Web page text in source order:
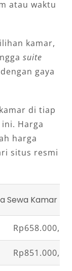
atau waktu
kamar,
suite
gaya
di tiap
Harga
harga
situs resmi
Sewa Kamar
Rp658.000,00
Rp851.000,00